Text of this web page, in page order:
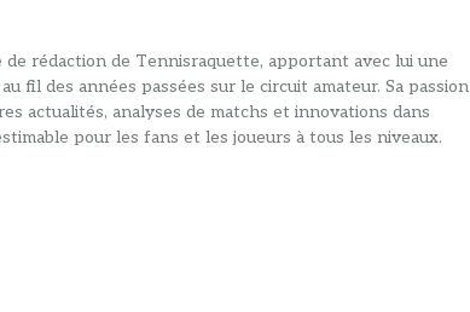
rédaction de Tennisraquette, apportant avec lui une
fil des années passées sur le circuit amateur. Sa passion
actualités, analyses de matchs et innovations dans
pour les fans et les joueurs à tous les niveaux.